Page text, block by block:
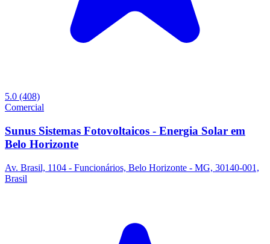
5.0 (408)
Comercial
Sunus Sistemas Fotovoltaicos - Energia Solar em
Belo Horizonte
Av. Brasil, 1104 - Funcionários, Belo Horizonte - MG, 30140-001,
Brasil